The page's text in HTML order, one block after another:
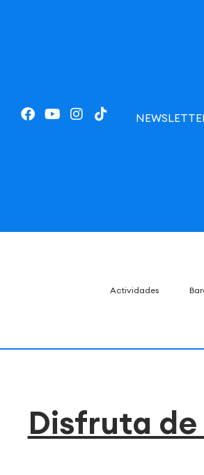
Actividades
Disfruta de